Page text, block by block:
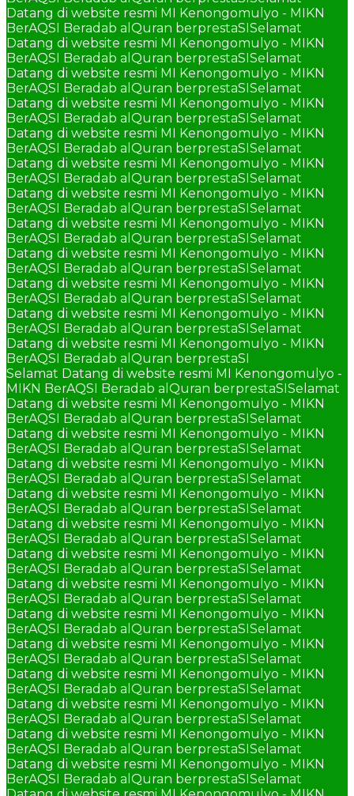
Datang di website resmi MI Kenongomulyo - MIKN
BerAQSI Beradab alQuran berprestaSISelamat
Datang di website resmi MI Kenongomulyo - MIKN
BerAQSI Beradab alQuran berprestaSISelamat
Datang di website resmi MI Kenongomulyo - MIKN
BerAQSI Beradab alQuran berprestaSISelamat
Datang di website resmi MI Kenongomulyo - MIKN
BerAQSI Beradab alQuran berprestaSISelamat
Datang di website resmi MI Kenongomulyo - MIKN
BerAQSI Beradab alQuran berprestaSISelamat
Datang di website resmi MI Kenongomulyo - MIKN
BerAQSI Beradab alQuran berprestaSISelamat
Datang di website resmi MI Kenongomulyo - MIKN
BerAQSI Beradab alQuran berprestaSISelamat
Datang di website resmi MI Kenongomulyo - MIKN
BerAQSI Beradab alQuran berprestaSISelamat
Datang di website resmi MI Kenongomulyo - MIKN
BerAQSI Beradab alQuran berprestaSISelamat
Datang di website resmi MI Kenongomulyo - MIKN
BerAQSI Beradab alQuran berprestaSISelamat
Datang di website resmi MI Kenongomulyo - MIKN
BerAQSI Beradab alQuran berprestaSISelamat
Datang di website resmi MI Kenongomulyo - MIKN
BerAQSI Beradab alQuran berprestaSI
Selamat Datang di website resmi MI Kenongomulyo -
MIKN BerAQSI Beradab alQuran berprestaSISelamat
Datang di website resmi MI Kenongomulyo - MIKN
BerAQSI Beradab alQuran berprestaSISelamat
Datang di website resmi MI Kenongomulyo - MIKN
BerAQSI Beradab alQuran berprestaSISelamat
Datang di website resmi MI Kenongomulyo - MIKN
BerAQSI Beradab alQuran berprestaSISelamat
Datang di website resmi MI Kenongomulyo - MIKN
BerAQSI Beradab alQuran berprestaSISelamat
Datang di website resmi MI Kenongomulyo - MIKN
BerAQSI Beradab alQuran berprestaSISelamat
Datang di website resmi MI Kenongomulyo - MIKN
BerAQSI Beradab alQuran berprestaSISelamat
Datang di website resmi MI Kenongomulyo - MIKN
BerAQSI Beradab alQuran berprestaSISelamat
Datang di website resmi MI Kenongomulyo - MIKN
BerAQSI Beradab alQuran berprestaSISelamat
Datang di website resmi MI Kenongomulyo - MIKN
BerAQSI Beradab alQuran berprestaSISelamat
Datang di website resmi MI Kenongomulyo - MIKN
BerAQSI Beradab alQuran berprestaSISelamat
Datang di website resmi MI Kenongomulyo - MIKN
BerAQSI Beradab alQuran berprestaSISelamat
Datang di website resmi MI Kenongomulyo - MIKN
BerAQSI Beradab alQuran berprestaSISelamat
Datang di website resmi MI Kenongomulyo - MIKN
BerAQSI Beradab alQuran berprestaSISelamat